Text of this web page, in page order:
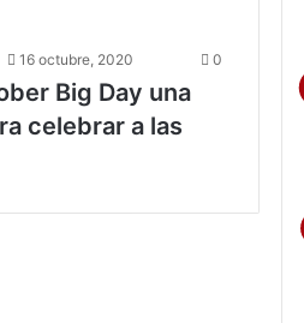
16 octubre, 2020 0
Big Day una
celebrar a las